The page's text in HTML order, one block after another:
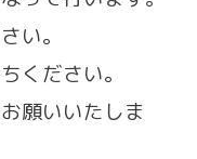
い。
ください。
願いいたしま